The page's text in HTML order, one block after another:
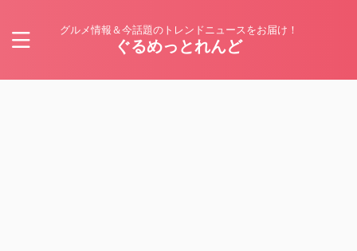
グルメ情報＆今話題のトレンドニュースをお届け！
ぐるめっとれんど